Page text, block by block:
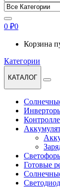
0 ₽0
Корзина
Категории
КАТАЛОГ
Готовые